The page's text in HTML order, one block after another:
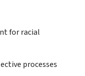
for racial
processes